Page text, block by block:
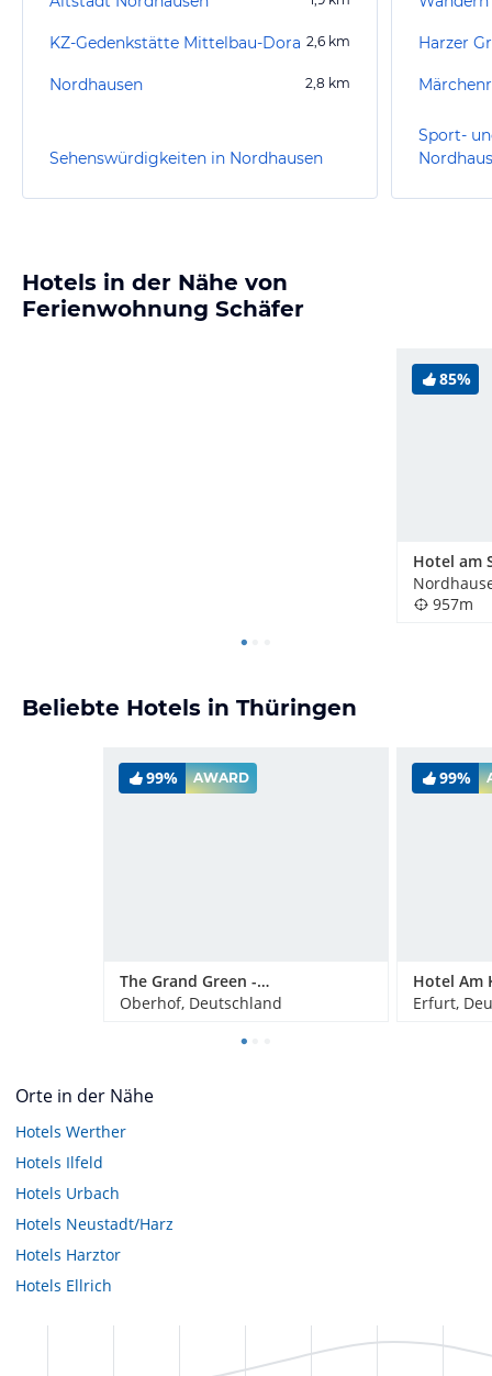
KZ-Gedenkstätte Mittelbau-Dora 2,6 km
Nordhausen 2,8 km
Sehenswürdigkeiten in Nordhausen
Harzer
Sport-
Hotels in der Nähe von
Ferienwohnung Schäfer
85%
957m
Beliebte Hotels in Thüringen
99% AWARD
The Grand Green - Familux Resort
Oberhof, Deutschland
99%
Hotel Am
Erfurt,
Orte in der Nähe
Hotels Werther
Hotels Ilfeld
Hotels Urbach
Hotels Neustadt/Harz
Hotels Harztor
Hotels Ellrich